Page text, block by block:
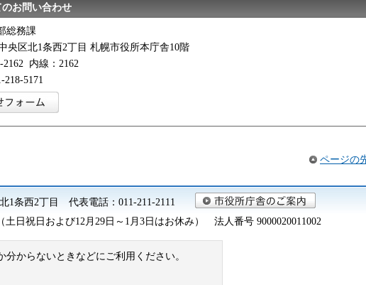
お問い合わせ
総務課
央区北1条西2丁目 札幌市役所本庁舎10階
2162 内線：2162
218-5171
ページの
1条西2丁目 代表電話：011-211-2111
土日祝日および12月29日～1月3日はお休み） 法人番号 9000020011002
からないときなどにご利用ください。